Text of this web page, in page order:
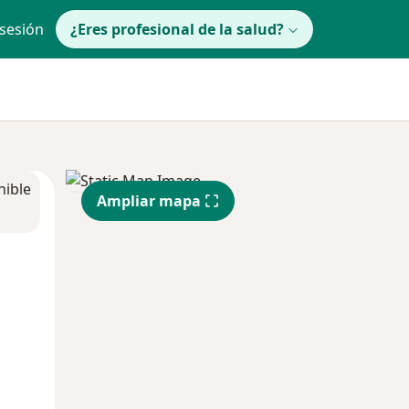
¿Eres profesional de la salud?
Ampliar mapa